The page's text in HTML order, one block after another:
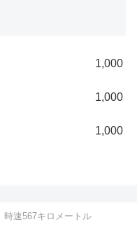
1,000
1,000
1,000
時速567キロメートル